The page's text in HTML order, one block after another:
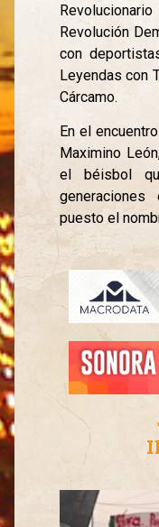
Revolución
con
Leyendas con
Cárcamo.
En el
Maximino
el béisbol
puesto el